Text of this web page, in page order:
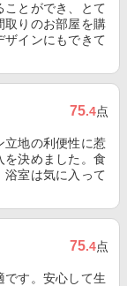
とができ、とて
取りのお部屋を購
ザインにもできて
75.4点
立地の利便性に惹
決めました。食
室は気に入って
75.4点
です。安心して生